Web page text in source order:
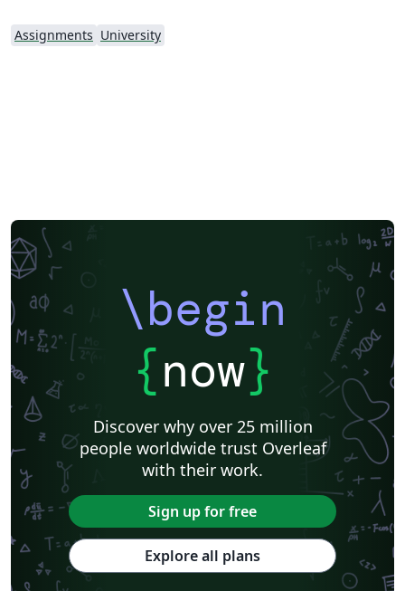
Assignments University
\begin
{now}
Discover why over 25 million
people worldwide trust Overleaf
with their work.
Sign up for free
Explore all plans